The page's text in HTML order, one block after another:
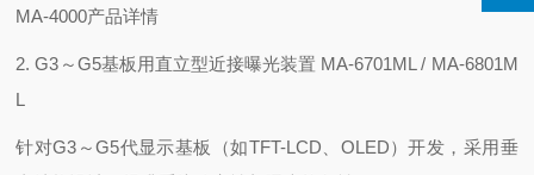
MA-4000产品详情
2. ‌G3～G5基板用直立型近接曝光装置 MA-6701ML / MA-6801M
L‌
针对G3～G5代显示基板（如TFT-LCD、OLED）开发，采用垂